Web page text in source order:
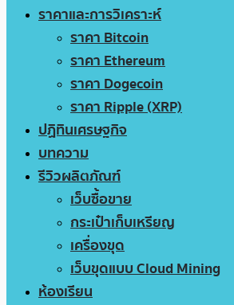
ราคาและการวิเคราะห์
ราคา Bitcoin
ราคา Ethereum
ราคา Dogecoin
ราคา Ripple (XRP)
ปฏิทินเศรษฐกิจ
บทความ
รีวิวผลิตภัณฑ์
เว็บซื้อขาย
กระเป๋าเก็บเหรียญ
เครื่องขุด
เว็บขุดแบบ Cloud Mining
ห้องเรียน